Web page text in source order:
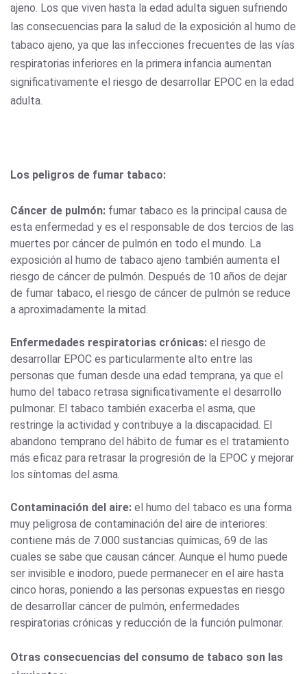
ajeno. Los que viven hasta la edad adulta siguen sufriendo
las consecuencias para la salud de la exposición al humo de
tabaco ajeno, ya que las infecciones frecuentes de las vías
respiratorias inferiores en la primera infancia aumentan
significativamente el riesgo de desarrollar EPOC en la edad
adulta.
Los peligros de fumar tabaco:
Cáncer de pulmón: fumar tabaco es la principal causa de
esta enfermedad y es el responsable de dos tercios de las
muertes por cáncer de pulmón en todo el mundo. La
exposición al humo de tabaco ajeno también aumenta el
riesgo de cáncer de pulmón. Después de 10 años de dejar
de fumar tabaco, el riesgo de cáncer de pulmón se reduce
a aproximadamente la mitad.
Enfermedades respiratorias crónicas: el riesgo de
desarrollar EPOC es particularmente alto entre las
personas que fuman desde una edad temprana, ya que el
humo del tabaco retrasa significativamente el desarrollo
pulmonar. El tabaco también exacerba el asma, que
restringe la actividad y contribuye a la discapacidad. El
abandono temprano del hábito de fumar es el tratamiento
más eficaz para retrasar la progresión de la EPOC y mejorar
los síntomas del asma.
Contaminación del aire: el humo del tabaco es una forma
muy peligrosa de contaminación del aire de interiores:
contiene más de 7.000 sustancias químicas, 69 de las
cuales se sabe que causan cáncer. Aunque el humo puede
ser invisible e inodoro, puede permanecer en el aire hasta
cinco horas, poniendo a las personas expuestas en riesgo
de desarrollar cáncer de pulmón, enfermedades
respiratorias crónicas y reducción de la función pulmonar.
Otras consecuencias del consumo de tabaco son las